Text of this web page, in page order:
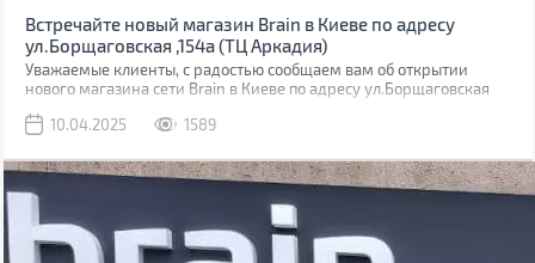
Встречайте новый магазин Brain в Киеве по адресу
ул.Борщаговская ,154а (ТЦ Аркадия)
Уважаемые клиенты, с радостью сообщаем вам об открытии
нового магазина сети Brain в Киеве по адресу ул.Борщаговская
10.04.2025
1589